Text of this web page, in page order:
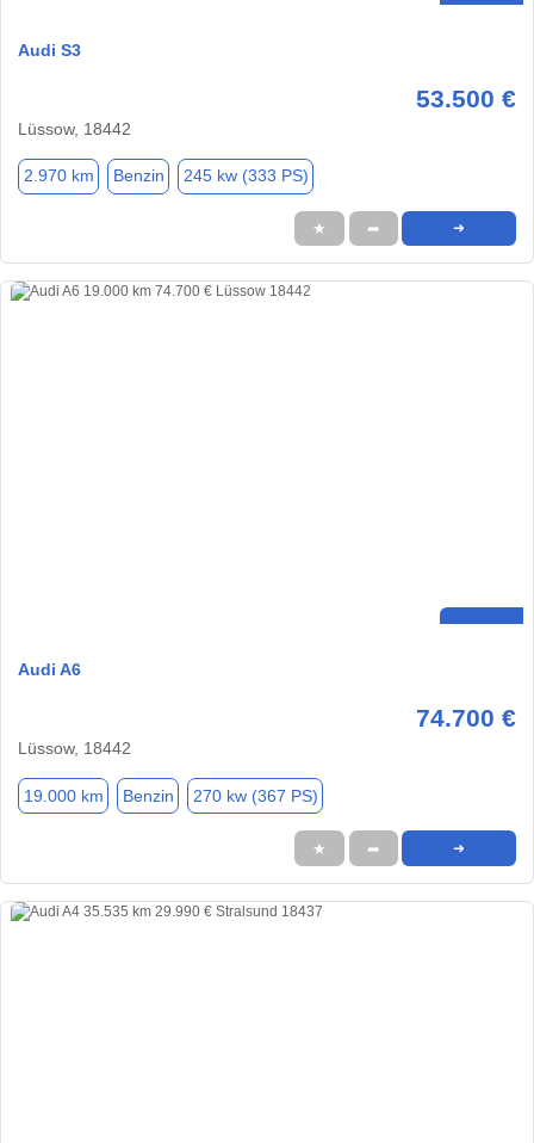
Audi S3
53.500 €
Lüssow, 18442
2.970 km Benzin 245 kw (333 PS)
★ ➦ ➜
Audi A6
74.700 €
Lüssow, 18442
19.000 km Benzin 270 kw (367 PS)
★ ➦ ➜